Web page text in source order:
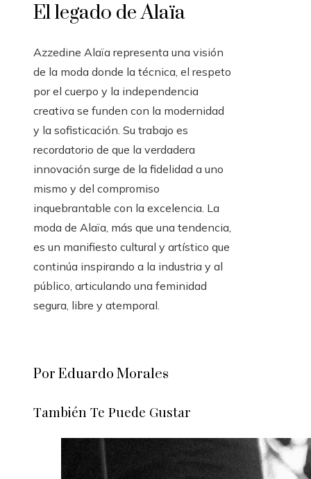
El legado de Alaïa
Azzedine Alaïa representa una visión
de la moda donde la técnica, el respeto
por el cuerpo y la independencia
creativa se funden con la modernidad
y la sofisticación. Su trabajo es
recordatorio de que la verdadera
innovación surge de la fidelidad a uno
mismo y del compromiso
inquebrantable con la excelencia. La
moda de Alaïa, más que una tendencia,
es un manifiesto cultural y artístico que
continúa inspirando a la industria y al
público, articulando una feminidad
segura, libre y atemporal.
Por Eduardo Morales
También Te Puede Gustar